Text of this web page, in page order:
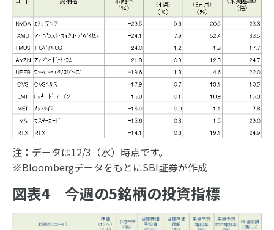
注：データは12/3（水）時点です。
※BloombergデータをもとにSBI証券が作成
図表4 今週の5銘柄の投資指標